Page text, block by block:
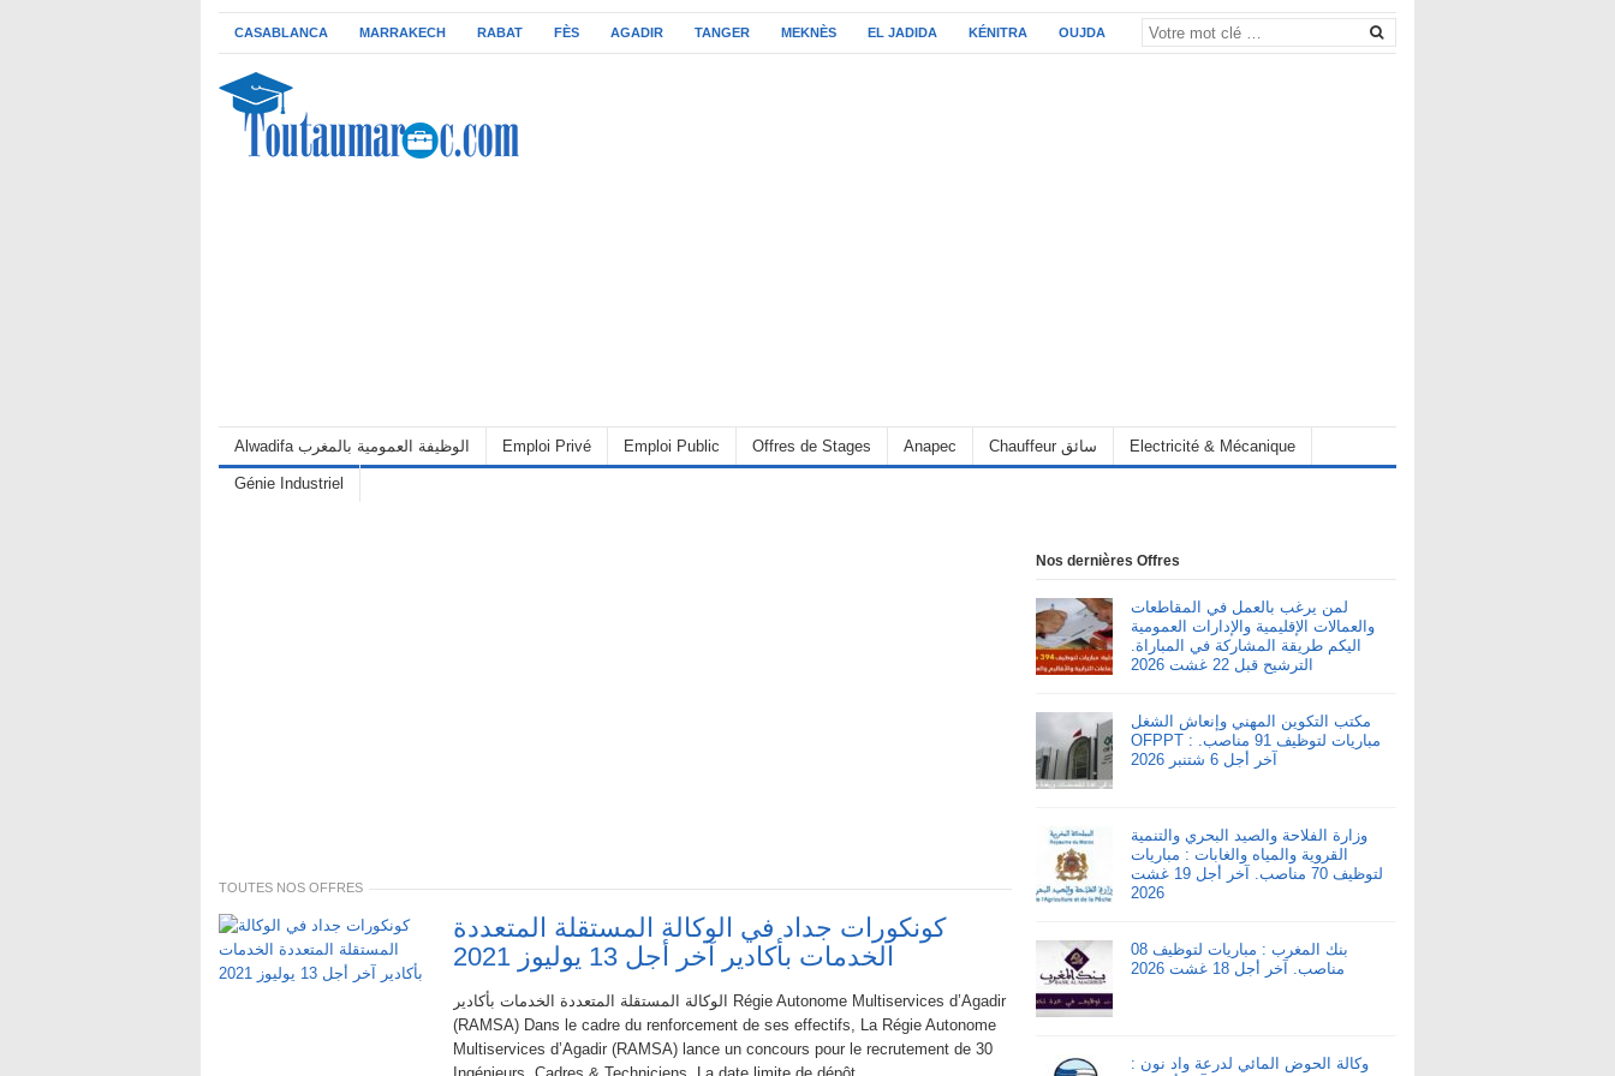
CASABLANCA MARRAKECH RABAT FÈS AGADIR TANGER MEKNÈS EL JADIDA KÉNITRA OUJDA
Alwadifa الوظيفة العمومية بالمغرب Emploi Privé Emploi Public Offres de Stages Anapec Chauffeur سائق Electricité & Mécanique
Génie Industriel
TOUTES NOS OFFRES
كونكورات جداد في الوكالة المستقلة المتعددة
الخدمات بأكادير آخر أجل 13 يوليوز 2021
الوكالة المستقلة المتعددة الخدمات بأكادير Régie Autonome Multiservices d’Agadir
(RAMSA) Dans le cadre du renforcement de ses effectifs, La Régie Autonome
Multiservices d’Agadir (RAMSA) lance un concours pour le recrutement de 30
Nos dernières Offres
لمن يرغب بالعمل في المقاطعات
والعمالات الإقليمية والإدارات العمومية
اليكم طريقة المشاركة في المباراة.
الترشيح قبل 22 غشت 2026
مكتب التكوين المهني وإنعاش الشغل
OFPPT : مباريات لتوظيف 91 مناصب.
آخر أجل 6 شتنبر 2026
وزارة الفلاحة والصيد البحري والتنمية
القروية والمياه والغابات : مباريات
لتوظيف 70 مناصب. آخر أجل 19 غشت
2026
بنك المغرب : مباريات لتوظيف 08
مناصب. آخر أجل 18 غشت 2026
وكالة الحوض المائي لدرعة واد نون :